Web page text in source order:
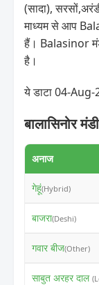
(सादा),
माध्यम से आप
हैं। Balasinor
है।
ये डाटा 04-Aug-
बालासिनोर
अनाज
गेहूं(Hybrid)
बाजरा(Deshi)
गवार बीज(Other)
साबुत अरहर दाल